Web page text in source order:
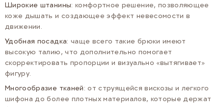
Широкие штанины: комфортное решение, позволяющее
коже дышать и создающее эффект невесомости в
движении.
Удобная посадка: чаще всего такие брюки имеют
высокую талию, что дополнительно помогает
скорректировать пропорции и визуально «вытягивает»
фигуру.
Многообразие тканей: от струящейся вискозы и легкого
шифона до более плотных материалов, которые держат